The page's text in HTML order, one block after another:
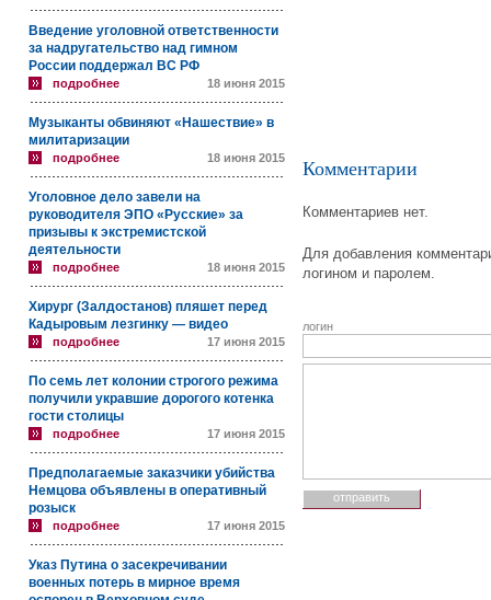
Введение уголовной ответственности
за надругательство над гимном
России поддержал ВС РФ
подробнее 18 июня 2015
Музыканты обвиняют «Нашествие» в
милитаризации
подробнее 18 июня 2015
Уголовное дело завели на
руководителя ЭПО «Русские» за
призывы к экстремистской
деятельности
подробнее 18 июня 2015
Хирург (Залдостанов) пляшет перед
Кадыровым лезгинку — видео
подробнее 17 июня 2015
По семь лет колонии строгого режима
получили укравшие дорогого котенка
гости столицы
подробнее 17 июня 2015
Предполагаемые заказчики убийства
Немцова объявлены в оперативный
розыск
подробнее 17 июня 2015
Указ Путина о засекречивании
военных потерь в мирное время
Комментарии
Комментариев нет.
Для добавления
логином и паролем.
логин